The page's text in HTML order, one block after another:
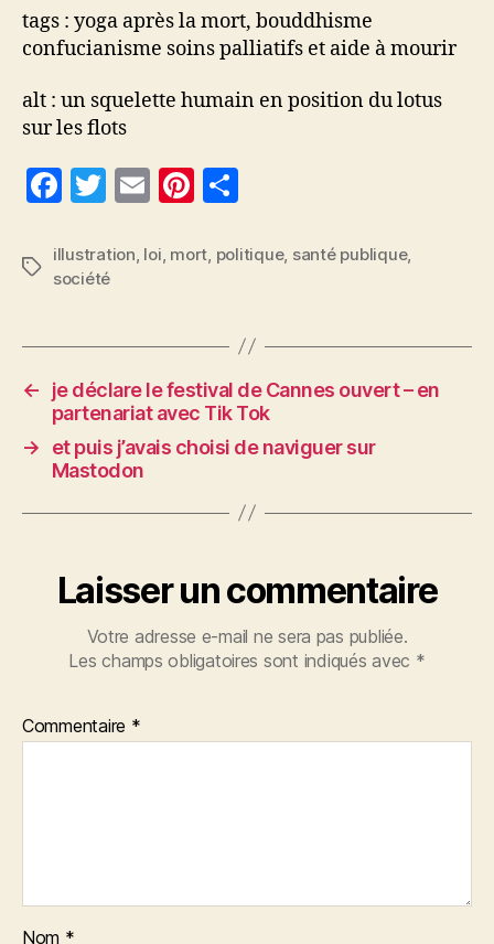
tags : yoga après la mort, bouddhisme
confucianisme soins palliatifs et aide à mourir
alt : un squelette humain en position du lotus
sur les flots
F
c
e
o
o
k
T
itt
er
E
ai
Pi
er rt
g
er
Étiquettes
illustration loi mort politique, santé publique,
société
←
je déclare le festival de Cannes ouvert – en
partenariat avec Tik Tok
→
et puis j’avais choisi de naviguer sur
Mastodon
Laisser un commentaire
Votre adresse e-mail ne sera pas publiée.
Les champs obligatoires sont indiqués avec *
Commentaire *
Nom *